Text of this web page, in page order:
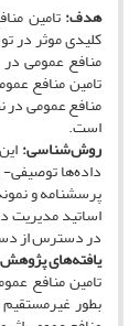
هدف:تامین
کلیدی موثر در
منافع عمومی
تامین منافع
منافع عمومی در
است.
روش‌شناسی:
داده‌ها
اساتید مدیریت
در دسترس از
یافته‌های
تامین ‌منافع
بطور غیرمستقیم